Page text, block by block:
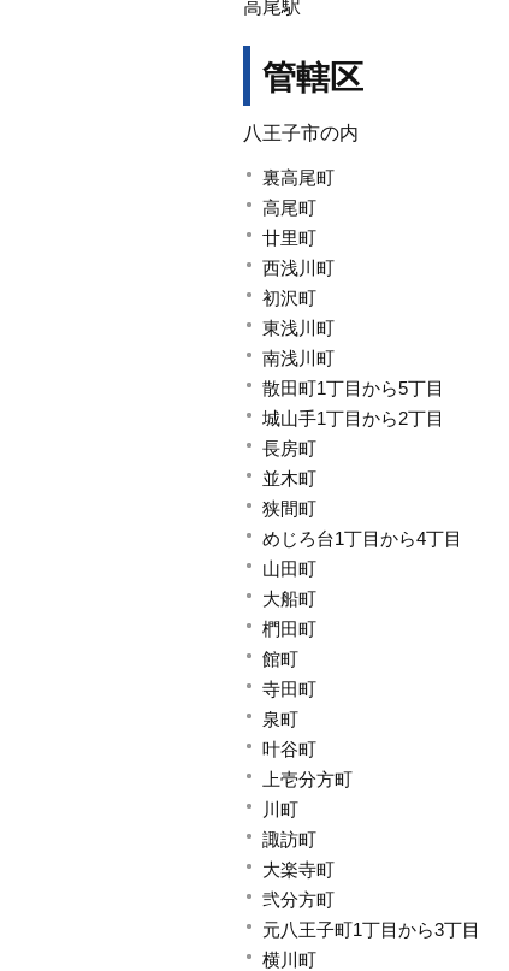
高尾駅
管轄区
八王子市の内
裏高尾町
高尾町
廿里町
西浅川町
初沢町
東浅川町
南浅川町
散田町1丁目から5丁目
城山手1丁目から2丁目
長房町
並木町
狭間町
めじろ台1丁目から4丁目
山田町
大船町
椚田町
館町
寺田町
泉町
叶谷町
上壱分方町
川町
諏訪町
大楽寺町
弐分方町
元八王子町1丁目から3丁目
横川町